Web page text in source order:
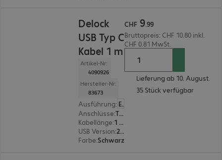
Delock
USB Typ C
Kabel 1 m
Artikel-Nr:
4090926
Hersteller-Nr:
83673
Ausführung:
Europäisch
Anschlüsse: Typ C | Typ C
Kabellänge:
1 m
USB Version: 2.0
Farbe:Schwarz
CHF 9.99
Bruttopreis: CHF 10.80 inkl.
CHF 0.81 MwSt.
Lieferung ab 10. August.
35 Stück verfügbar